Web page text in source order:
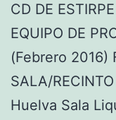
CD DE
EQUIPO DE
(Febrero 2016)
SALA/
Huelva Sala